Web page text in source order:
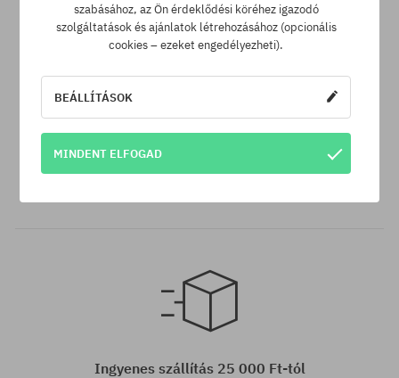
Elérhető méretek:
33X34; 34X34
Elérhető méretek:
31X32; 32X32; 33X34; 34X34
SuperClub hűségprogram
SuperClub hűségprogramunknak köszönhetően minden olyan
vásárlás után, amire nem jár kedvezmény, a számládon a
Ingyenes szállítás 25 000 Ft-tól
szabásához, az Ön érdeklődési köréhez igazodó
szolgáltatások és ajánlatok létrehozásához (opcionális
cookies – ezeket engedélyezheti).
BEÁLLÍTÁSOK
MINDENT ELFOGAD